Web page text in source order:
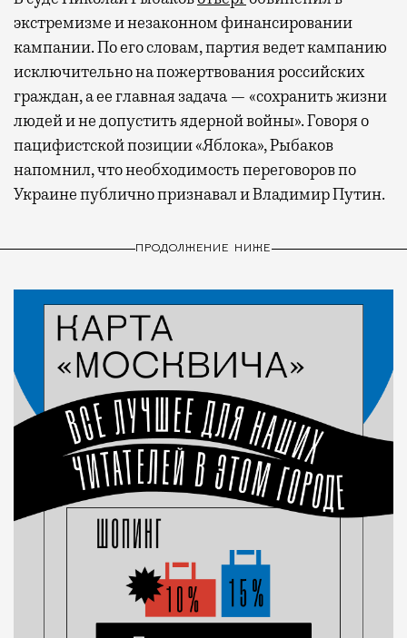
экстремизме и незаконном финансировании
кампании. По его словам, партия ведет кампанию
исключительно на пожертвования российских
граждан, а ее главная задача — «сохранить жизни
людей и не допустить ядерной войны». Говоря о
пацифистской позиции «Яблока», Рыбаков
напомнил, что необходимость переговоров по
Украине публично признавал и Владимир Путин.
ПРОДОЛЖЕНИЕ НИЖЕ